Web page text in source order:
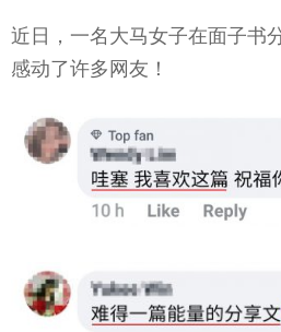
近日，一名大马女子在面子书
感动了许多网友！